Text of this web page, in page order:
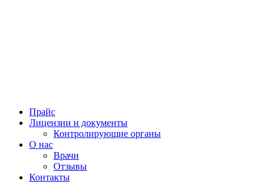
Прайс
Лицензии и документы
Контролирующие органы
О нас
Врачи
Отзывы
Контакты